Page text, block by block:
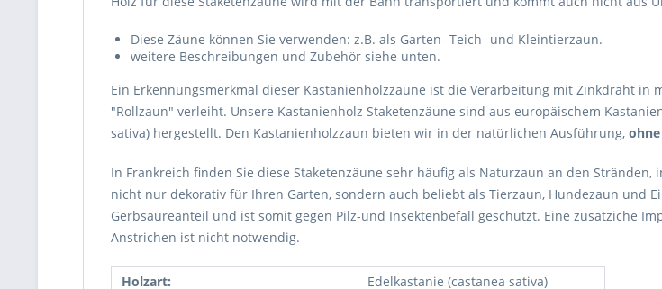
Diese Zäune können Sie verwenden: z.B. als Garten- Teich- und Kleintierzaun.
weitere Beschreibungen und Zubehör siehe unten.
Ein Erkennungsmerkmal dieser Kastanienholzzäune ist die Verarbeitung mit Zinkdraht in
"Rollzaun" verleiht. Unsere Kastanienholz Staketenzäune sind aus europäischem
sativa) hergestellt. Den Kastanienholzzaun bieten wir in der natürlichen Ausführung, ohne
In Frankreich finden Sie diese Staketenzäune sehr häufig als Naturzaun an den
nicht nur dekorativ für Ihren Garten, sondern auch beliebt als Tierzaun, Hundezaun und
Gerbsäureanteil und ist somit gegen Pilz-und Insektenbefall geschützt. Eine zusätziche
Anstrichen ist nicht notwendig.
Holzart:
Edelkastanie (castanea sativa)